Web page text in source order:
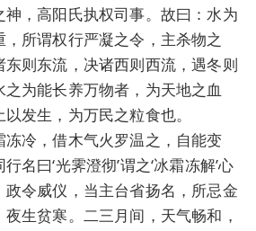
，高阳氏执权司事。故曰：水为
所谓权行严凝之令，主杀物之
则东流，决诸西则西流，遇冬则
为能长养万物者，为天地之血
发生，为万民之粒食也。
冷，借木气火罗温之，自能变
名曰‘光霁澄彻’谓之‘冰霜冻解’心
令威仪，当主台省扬名，所忌金
生贫寒。二三月间，天气畅和，